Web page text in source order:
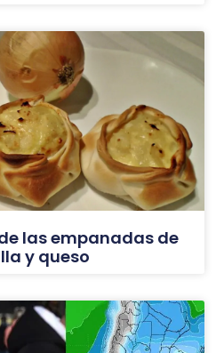
las empanadas de
y queso